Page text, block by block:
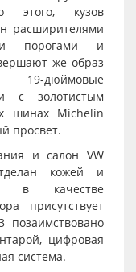
этого, кузов
расширителями
порогами и
же образ
19-дюймовые
с золотистым
шинах Michelin
просвет.
и салон VW
кожей и
в качестве
присутствует
позаимствовано
цифровая
система.